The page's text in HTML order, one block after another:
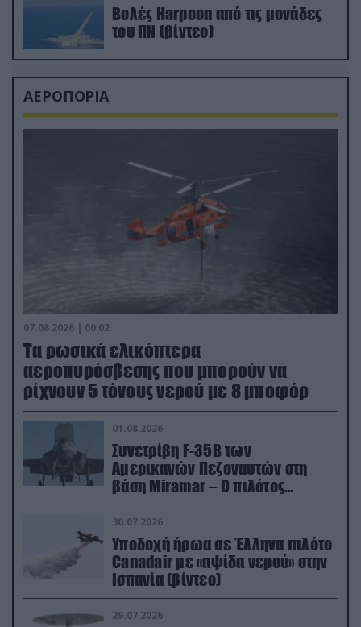
Βολές Harpoon από τις μονάδες
του ΠΝ (βίντεο)
ΑΕΡΟΠΟΡΙΑ
07.08.2026 | 00:02
Τα ρωσικά ελικόπτερα
αεροπυρόσβεσης που μπορούν να
ρίχνουν 5 τόνους νερού με 8 μποφόρ
01.08.2026
Συνετρίβη F-35B των
Αμερικανών Πεζοναυτών στη
βάση Miramar – Ο πιλότος
εκτινάχθηκε εγκαίρως
30.07.2026
Υποδοχή ήρωα σε Έλληνα πιλότο
Canadair με «αψίδα νερού» στην
Ισπανία (βίντεο)
29.07.2026